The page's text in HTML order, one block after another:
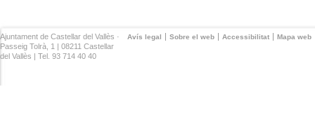
Avís legal Sobre el web Accessibilitat Mapa web
Ajuntament de Castellar del Vallès ·
Passeig Tolrà, 1 | 08211 Castellar
del Vallès | Tel. 93 714 40 40